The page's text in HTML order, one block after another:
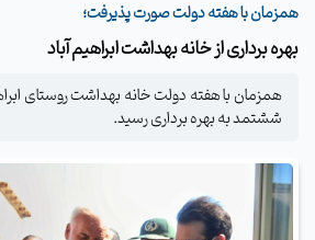
همزمان با هفته دولت صورت پذیرفت؛
بهره برداری از خانه بهداشت ابراهیم آباد
همزمان با هفته دولت خانه بهداشت روستای
ششتمد به بهره برداری رسید.